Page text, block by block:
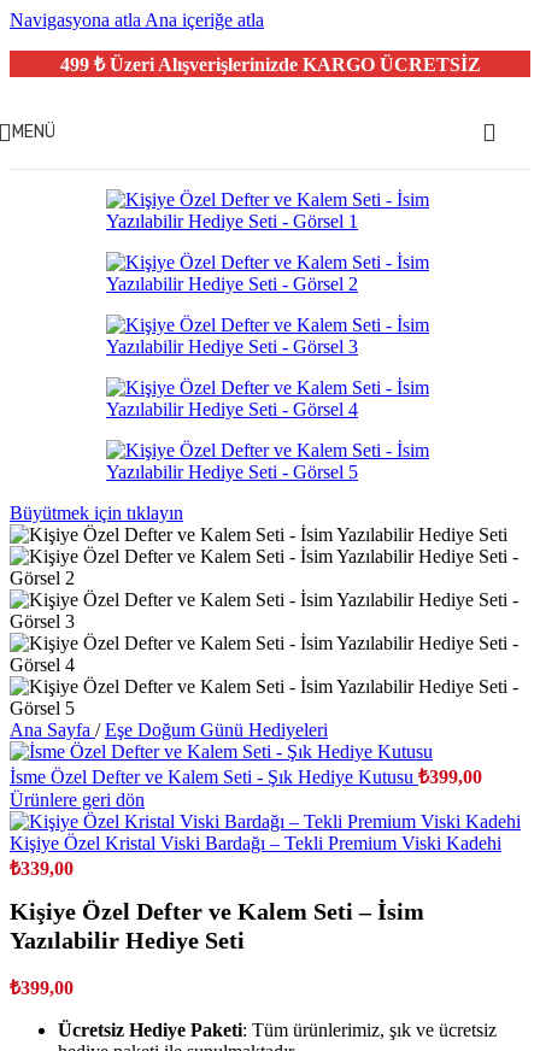
Navigasyona atla Ana içeriğe atla
499 ₺ Üzeri Alışverişlerinizde KARGO ÜCRETSİZ
MENÜ
Büyütmek için tıklayın
Ana Sayfa / Eşe Doğum Günü Hediyeleri
İsme Özel Defter ve Kalem Seti - Şık Hediye Kutusu ₺399,00
Ürünlere geri dön
Kişiye Özel Kristal Viski Bardağı – Tekli Premium Viski Kadehi
₺339,00
Kişiye Özel Defter ve Kalem Seti – İsim
Yazılabilir Hediye Seti
₺399,00
Ücretsiz Hediye Paketi: Tüm ürünlerimiz, şık ve ücretsiz